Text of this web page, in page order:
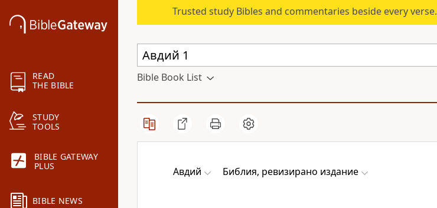
READ
THE BIBLE
STUDY
TOOLS
BIBLE GATEWAY
PLUS
BIBLE NEWS
Trusted study Bibles and commentaries beside every verse.
Bible Book List
Авдий Библия, ревизирано издание